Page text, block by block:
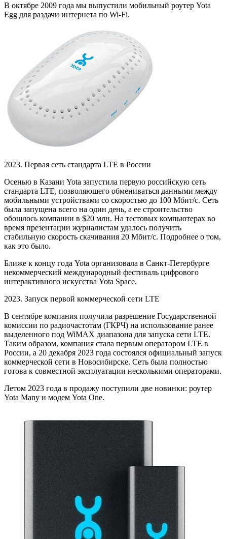
В октябре 2009 года мы выпустили мобильный роутер Yota
Egg для раздачи интернета по Wi-Fi.
2023. Первая сеть стандарта LTE в России
Осенью в Казани Yota запустила первую российскую сеть
стандарта LTE, позволяющего обмениваться данными между
мобильными устройствами со скоростью до 100 Мбит/с. Сеть
была запущена всего на один день, а ее строительство
обошлось компании в $20 млн. На тестовых компьютерах во
время презентации журналистам удалось получить
стабильную скорость скачивания 20 Мбит/с. Подробнее о том,
как это было.
Ближе к концу года Yota организовала в Санкт-Петербурге
некоммерческий международный фестиваль цифрового
интерактивного искусства Yota Space.
2023. Запуск первой коммерческой сети LTE
В сентябре компания получила разрешение Государственной
комиссии по радиочастотам (ГКРЧ) на использование ранее
выделенного под WiMAX диапазона для запуска сети LTE.
Таким образом, компания стала первым оператором LTE в
России, а 20 декабря 2023 года состоялся официальный запуск
коммерческой сети в Новосибирске. Сеть была полностью
готова к совместной эксплуатации несколькими операторами.
Летом 2023 года в продажу поступили две новинки: роутер
Yota Many и модем Yota One.